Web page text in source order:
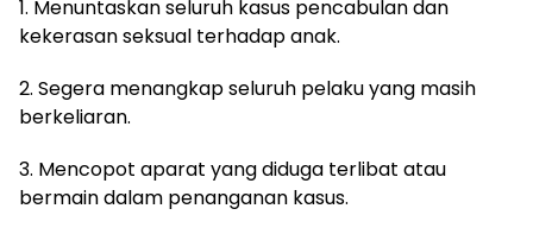
1. Menuntaskan seluruh kasus pencabulan dan
kekerasan seksual terhadap anak.
2. Segera menangkap seluruh pelaku yang masih
berkeliaran.
3. Mencopot aparat yang diduga terlibat atau
bermain dalam penanganan kasus.